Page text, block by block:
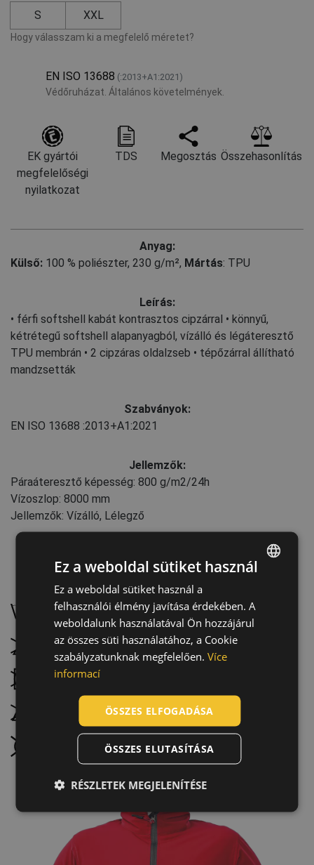
S
XXL
Hogy válasszam ki a megfelelő méretet?
EN ISO 13688 (:2013+A1:2021)
Védőruházat. Általános követelmények.
EK gyártói
megfelelőségi
nyilatkozat
TDS Megosztás Összehasonlítás
Anyag:
Külső: 100 % poliészter, 230 g/m², Mártás: TPU
Leírás:
• férfi softshell kabát kontrasztos cipzárral • könnyű,
kétrétegű softshell alapanyagból, vízálló és légáteresztő
TPU membrán • 2 cipzáras oldalzseb • tépőzárral állítható
mandzsetták
Szabványok:
EN ISO 13688 :2013+A1:2021
Jellemzők:
Páraáteresztő képesség: 800 g/m2/24h
Vízoszlop: 8000 mm
Jellemzők: Vízálló, Lélegző
Karbantartás:
Mossa 40 °C-on, normál programmal
Ne fehérítse
Szárítógéppel nem szárítható
Nem vegytisztítható
CZECH
HUNGARIAN
SLOVAK
GERMAN
FRENCH
Ez a weboldal sütiket használ
Ez a weboldal sütiket használ a
felhasználói élmény javítása érdekében. A
weboldalunk használatával Ön hozzájárul
az összes süti használatához, a Cookie
szabályzatunknak megfelelően. Více
informací
ÖSSZES ELFOGADÁSA
ÖSSZES ELUTASÍTÁSA
RÉSZLETEK MEGJELENÍTÉSE